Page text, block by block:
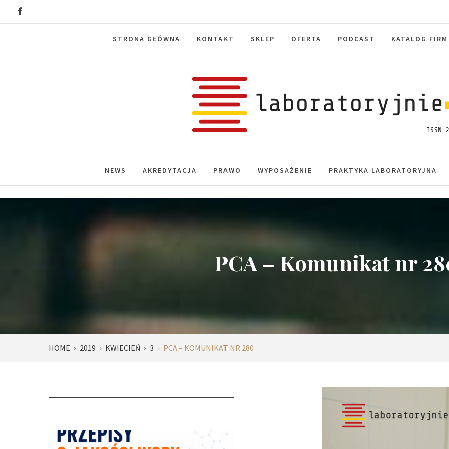
STRONA GŁÓWNA KONTAKT SKLEP OFERTA PODCAST KATALOG FIRM
Laboratoryjnie.pl
NEWS AKREDYTACJA PRAWO WYPOSAŻENIE PRAKTYKA LABORATORYJNA
PCA – Komunikat nr
HOME 2019 KWIECIEŃ 3 PCA – KOMUNIKAT NR 280